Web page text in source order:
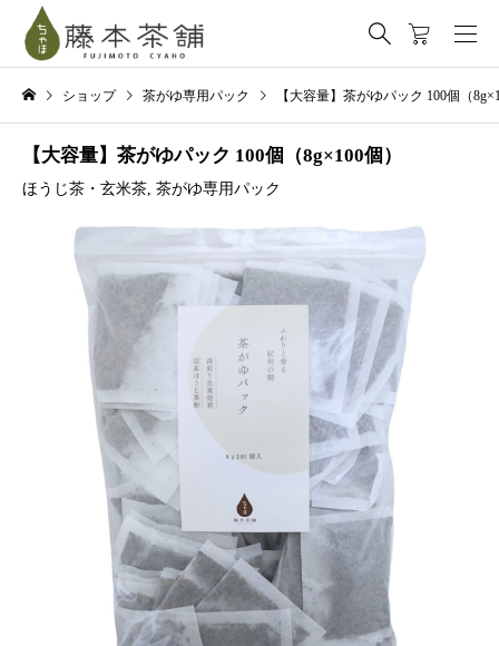
ショップ 茶がゆ専用パック 【大容量】茶がゆパック 100個（
【大容量】茶がゆパック 100個（8g×100個）
ほうじ茶・玄米茶, 茶がゆ専用パック